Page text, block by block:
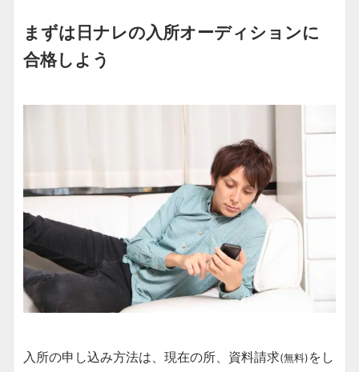
まずは日ナレの入所オーディションに
合格しよう
入所の申し込み方法は、現在の所、資料請求(無料)をし